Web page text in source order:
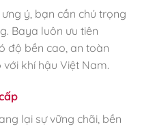
ý, bạn cần chú trọng
Baya luôn ưu tiên
độ bền cao, an toàn
khí hậu Việt Nam.
lại sự vững chãi, bền